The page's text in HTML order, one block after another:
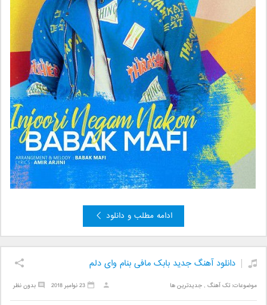
ادامه مطلب و دانلود
دانلود آهنگ جدید بابک مافی بنام وای دلم
موضوعات:تک آهنگ ,جدیدترین ها بدون نظر 23 نوامبر 2018